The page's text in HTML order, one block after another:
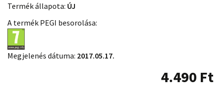
Termék állapota: ÚJ
A termék PEGI besorolása:
Megjelenés dátuma: 2017.05.17.
4.490 Ft